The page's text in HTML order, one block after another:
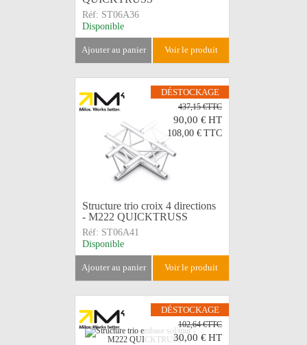
Réf: ST06A36
Disponible
ajouter au panier voir le produit
DÉSTOCKAGE
437,15 €TTC
90,00 €HT
108,00 € TTC
Structure trio croix 4 directions
- M222 QUICKTRUSS
Réf: ST06A41
Disponible
ajouter au panier voir le produit
DÉSTOCKAGE
102,64 €TTC
30,00 €HT